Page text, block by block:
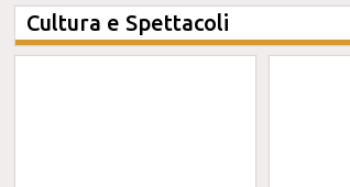
Cultura e Spettacoli